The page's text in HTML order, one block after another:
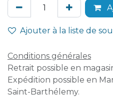
Ajouter à la liste de
Conditions générales
Retrait possible en
Expédition possible en
Saint-Barthélemy.